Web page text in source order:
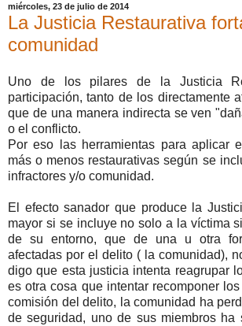
miércoles, 23 de julio de 2014
La Justicia Restaurativa
comunidad
Uno de los pilares de la Justicia
participación, tanto de los directamente
que de una manera indirecta se ven
o el conflicto.
Por eso las herramientas para aplicar
más o menos restaurativas según se
infractores y/o comunidad.
El efecto sanador que produce la
mayor si se incluye no solo a la víctima
de su entorno, que de una u otra
afectadas por el delito ( la comunidad),
digo que esta justicia intenta reagrupar
es otra cosa que intentar recomponer
comisión del delito, la comunidad ha
de seguridad, uno de sus miembros ha